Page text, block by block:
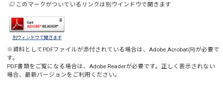
このマークがついているリンクは別ウインドウで開きます
別ウィンドウで開きます
※資料としてPDFファイルが添付されている場合は、 Adobe Acrobat(R)が必要で
す。
PDF書類をご覧になる場合は、 Adobe Readerが必要です。正しく表示されない
場合、最新バージョンをご利用ください。